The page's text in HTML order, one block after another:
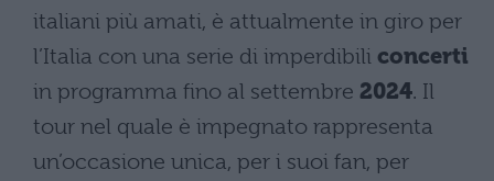
italiani più amati, è attualmente in giro per
l’Italia con una serie di imperdibili concerti
in programma fino al settembre 2024. Il
tour nel quale è impegnato rappresenta
un’occasione unica, per i suoi fan, per